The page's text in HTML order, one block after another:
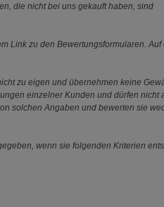
die nicht bei uns gekauft haben, sind
Link zu den Bewertungsformularen. Auf
zu eigen und übernehmen keine
einzelner Kunden und dürfen nicht
solchen Angaben und bewerten sie
wenn sie folgenden Kriterien